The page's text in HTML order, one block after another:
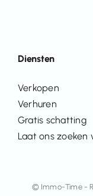
Diensten
Verkopen
Verhuren
Gratis schatting
Laat ons zoeken
© Immo-Time -